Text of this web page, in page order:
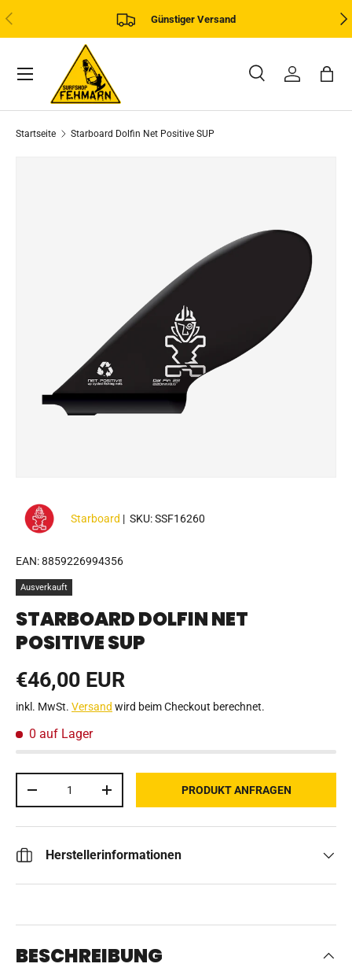
DIREKT ZUM INHALT
VORHERIGE Günstiger Versand
Suchen
Art
SucheEinloggen
Menü
Startseite Starboard Dolfin Net Positive SUP
Starboard | SKU:SSF16260
EAN:8859226994356
Ausverkauft
STARBOARD DOLFIN NET
POSITIVE SUP
Normaler Preis
€46,00 EUR
inkl. MwSt. Versand wird beim Checkout berechnet.
0 auf Lager
MENGE VERRINGERNMENGE ERHÖHENPRODUKT ANFRAGEN
Herstellerinformationen
BESCHREIBUNG